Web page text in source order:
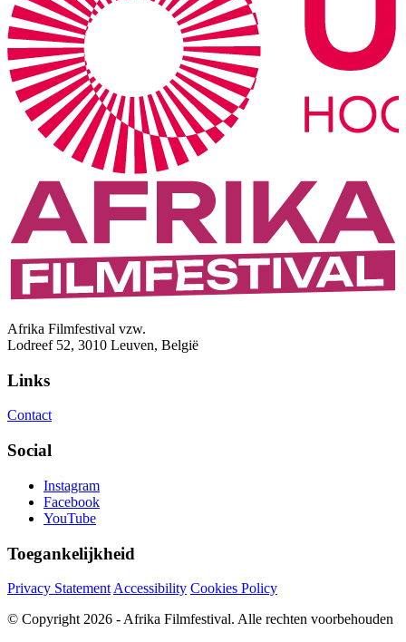
Afrika Filmfestival vzw.
Lodreef 52, 3010 Leuven, België
Links
Contact
Social
Instagram
Facebook
YouTube
Toegankelijkheid
Privacy Statement Accessibility Cookies Policy
© Copyright 2026 - Afrika Filmfestival. Alle rechten voorbehouden